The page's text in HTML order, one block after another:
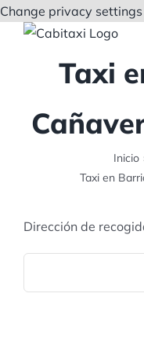
Change privacy settings
Taxi
Inicio
Taxi en
Dirección de